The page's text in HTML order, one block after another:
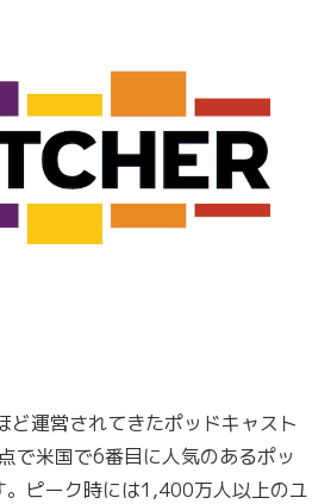
運営されてきたポッドキャスト
で米国で6番目に人気のあるポッ
。ピーク時には1,400万人以上のユ